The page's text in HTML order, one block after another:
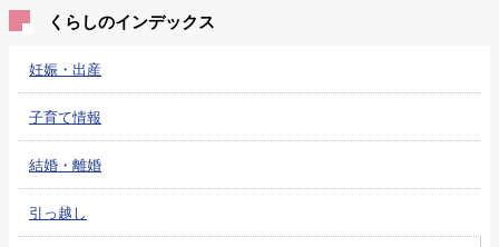
くらしのインデックス
妊娠・出産
子育て情報
結婚・離婚
引っ越し